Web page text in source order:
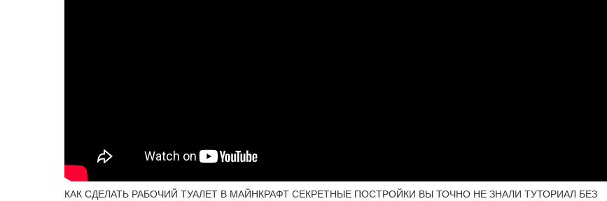
КАК СДЕЛАТЬ РАБОЧИЙ ТУАЛЕТ В МАЙНКРАФТ СЕКРЕТНЫЕ ПОСТРОЙКИ ВЫ ТОЧНО НЕ ЗНАЛИ ТУТОРИАЛ БЕЗ